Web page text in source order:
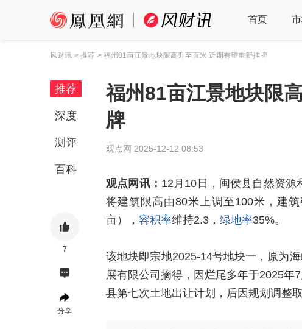
首页
风财讯 > 推荐 > 福州81亩江景地块限高升至百米 近期有望重新挂牌
推荐
深度
测评
百科
7
分享
福州81亩江景地块限
牌
观点网 2025-12-12 08:53
观点网讯： 12月10日，闽侯县自然资
将建筑限高由80米上调至100米，建
亩）， 容积率维持2.3， 绿地率35%。
该地块即宗地2025-14号地块一，原为
展有限公司摘得，因烂尾多年于2025年
县第七次土地出让计划，后因规划调整